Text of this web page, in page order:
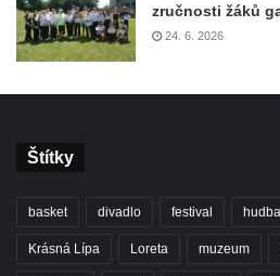
zručnosti žáků
24. 6. 2026
Štítky
basket divadlo festival hudba
Krásná Lípa Loreta muzeum